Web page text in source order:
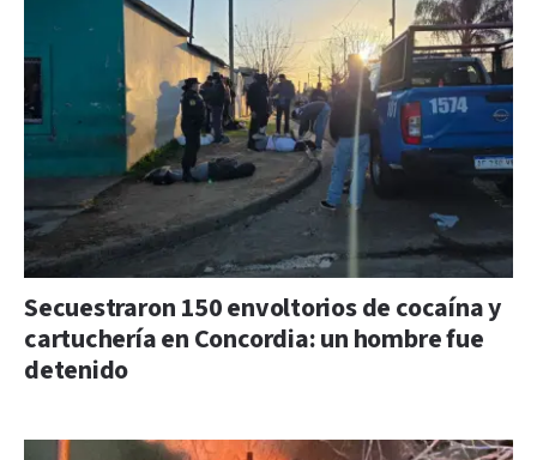
Secuestraron 150 envoltorios de cocaína y
cartuchería en Concordia: un hombre fue
detenido